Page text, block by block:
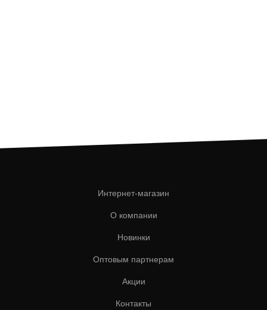
Интернет-магазин
О компании
Новинки
Оптовым партнерам
Акции
Контакты